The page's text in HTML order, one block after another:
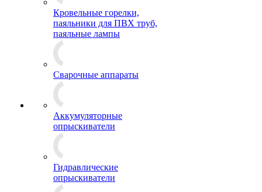
Кровельные горелки,
паяльники для ПВХ труб,
паяльные лампы
Сварочные аппараты
Аккумуляторные
опрыскиватели
Гидравлические
опрыскиватели